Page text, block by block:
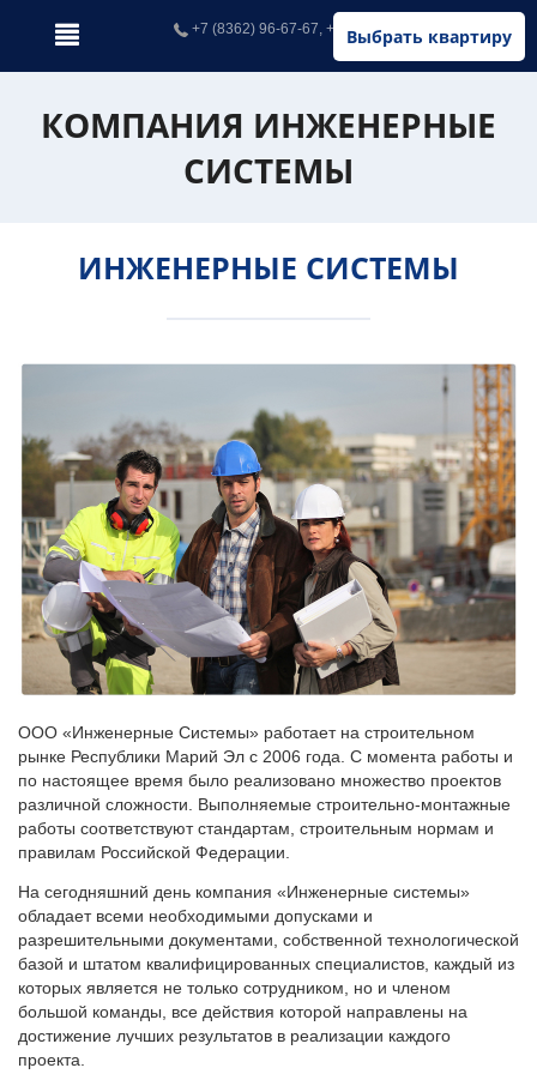
Выбрать квартиру
+7 (8362) 96-67-67, +7 (902) 326-67-67
КОМПАНИЯ ИНЖЕНЕРНЫЕ
СИСТЕМЫ
ИНЖЕНЕРНЫЕ СИСТЕМЫ
ООО «Инженерные Системы» работает на строительном
рынке Республики Марий Эл с 2006 года. С момента работы и
по настоящее время было реализовано множество проектов
различной сложности. Выполняемые строительно-монтажные
работы соответствуют стандартам, строительным нормам и
правилам Российской Федерации.
На сегодняшний день компания «Инженерные системы»
обладает всеми необходимыми допусками и
разрешительными документами, собственной технологической
базой и штатом квалифицированных специалистов, каждый из
которых является не только сотрудником, но и членом
большой команды, все действия которой направлены на
достижение лучших результатов в реализации каждого
проекта.